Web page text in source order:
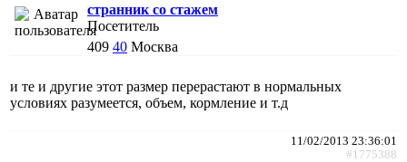
странник со стажем
Посетитель
409 40 Москва
и те и другие этот размер перерастают в нормальных
условиях разумеется, объем, кормление и т.д
11/02/2013 23:36:01
#1775388